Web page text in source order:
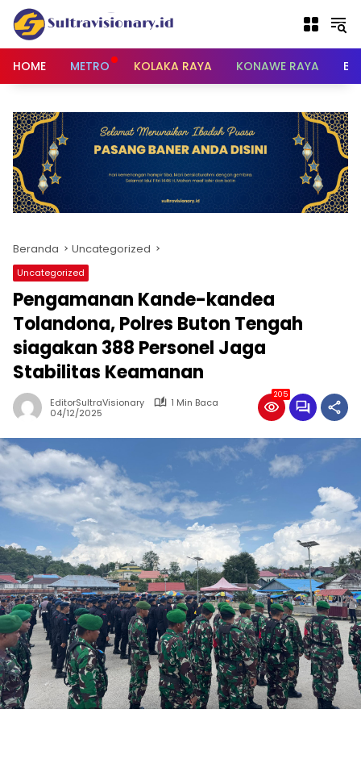
Langsung
konten
HOME
METRO KOLAKA RAYA KONAWE RAYA
Beranda Uncategorized
Uncategorized
Pengamanan Kande-kandea
Tolandona, Polres Buton Tengah
siagakan 388 Personel Jaga
Stabilitas Keamanan
EditorSultraVisionary
1 Min Baca
04/12/2025
205